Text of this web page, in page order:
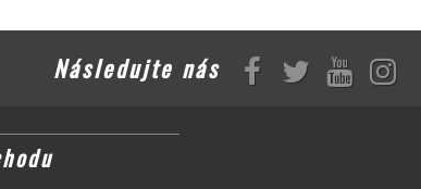
Následujte nás